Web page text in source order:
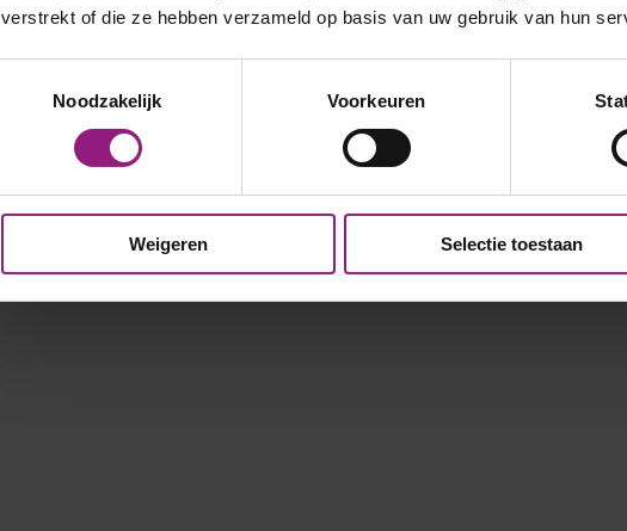
verstrekt of die ze hebben verzameld op basis van uw gebruik van hun
Noodzakelijk
Voorkeuren
Weigeren Selectie toestaan